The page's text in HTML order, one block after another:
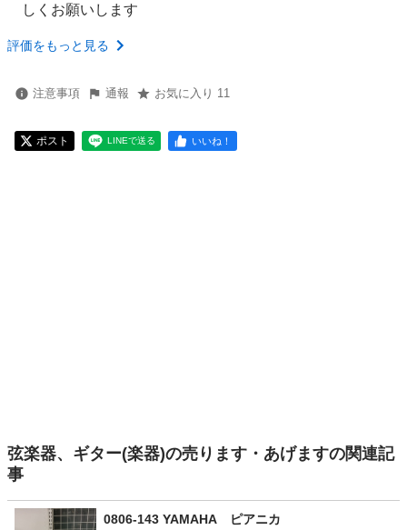
しくお願いします
評価をもっと見る
注意事項 通報 お気に入り 11
ポスト LINEで送る いいね！
弦楽器、ギター(楽器)の売ります・あげますの関連記
事
0806-143 YAMAHA ピアニカ